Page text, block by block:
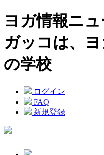
ヨガ情報ニ
ガッコは、
の学校
ログイン
FAQ
新規登録